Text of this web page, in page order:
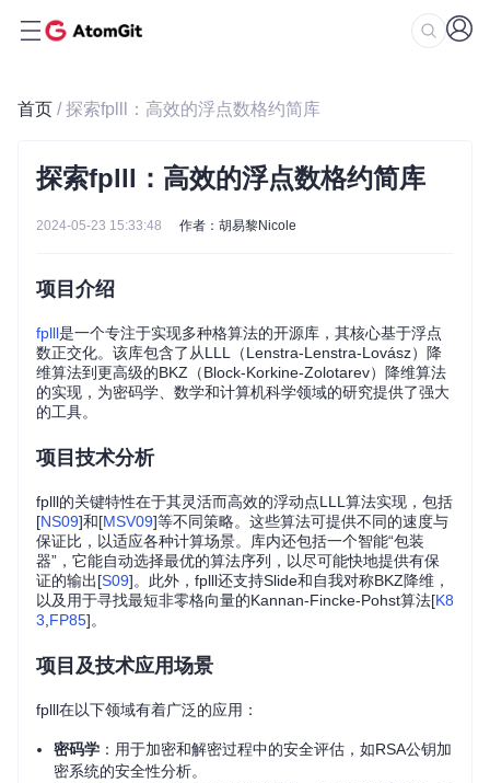
首页 / 探索fplll：高效的浮点数格约简库
探索fplll：高效的浮点数格约简库
2024-05-23 15:33:48 作者：胡易黎Nicole
项目介绍
fplll是一个专注于实现多种格算法的开源库，其核心基于浮点
数正交化。该库包含了从LLL（Lenstra-Lenstra-Lovász）降
维算法到更高级的BKZ（Block-Korkine-Zolotarev）降维算法
的实现，为密码学、数学和计算机科学领域的研究提供了强大
的工具。
项目技术分析
fplll的关键特性在于其灵活而高效的浮动点LLL算法实现，包括
[NS09]和[MSV09]等不同策略。这些算法可提供不同的速度与
保证比，以适应各种计算场景。库内还包括一个智能“包装
器”，它能自动选择最优的算法序列，以尽可能快地提供有保
证的输出[S09]。此外，fplll还支持Slide和自我对称BKZ降维，
以及用于寻找最短非零格向量的Kannan-Fincke-Pohst算法[K8
3 FP85]。
项目及技术应用场景
fplll在以下领域有着广泛的应用：
密码学 ：用于加密和解密过程中的安全评估，如RSA公钥加
密系统的安全性分析。